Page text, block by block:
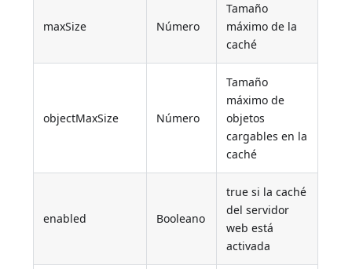
maxSize Número
Tamaño
máximo de la
caché
objectMaxSize Número
Tamaño
máximo de
objetos
cargables en la
caché
enabled Booleano
true si la caché
del servidor
web está
activada